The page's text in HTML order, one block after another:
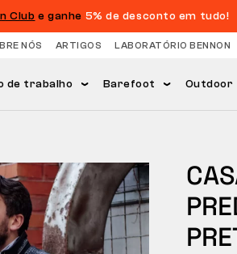
Club e ganhe 5% de desconto em tudo!
NÓS ARTIGOS LABORATÓRIO BENNON
de trabalho Barefoot Outdoor